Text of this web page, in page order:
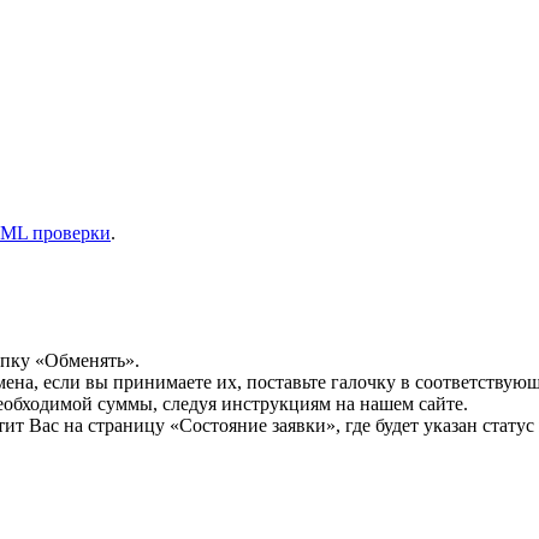
проверки.
«Обменять».
если вы принимаете их, поставьте галочку в
суммы, следуя инструкциям на нашем сайте.
Вас на страницу «Состояние заявки», где будет указан